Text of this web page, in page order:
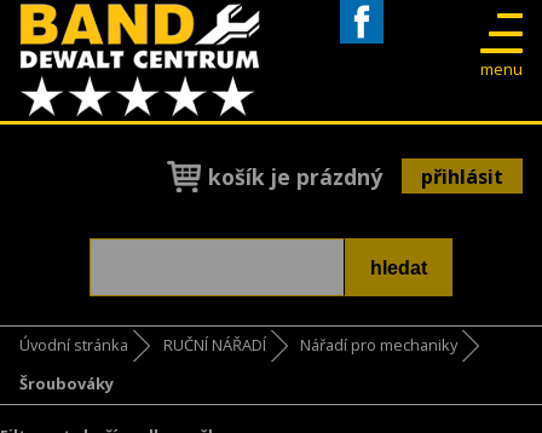
menu
košík je prázdný přihlásit
Úvodní stránka RUČNÍ NÁŘADÍ
Nářadí pro mechaniky
Šroubováky